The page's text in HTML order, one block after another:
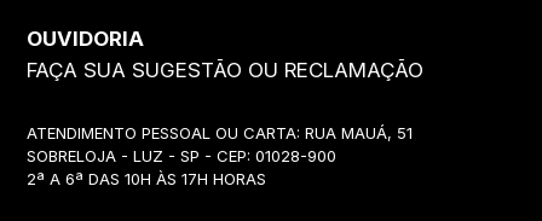
OUVIDORIA
FAÇA SUA SUGESTÃO OU RECLAMAÇÃO
ATENDIMENTO PESSOAL OU CARTA: RUA MAUÁ, 51
SOBRELOJA - LUZ - SP - CEP: 01028-900
2ª A 6ª DAS 10H ÀS 17H HORAS